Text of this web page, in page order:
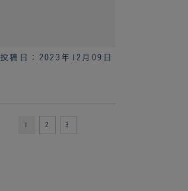
投稿日：2023年12月09日
2 3